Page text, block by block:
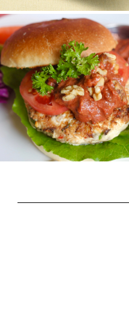
くるみとオートミール
のコロッケ
中はしっとり、外はサクサク。
くるみとオートミールでヘルシ
ーに。